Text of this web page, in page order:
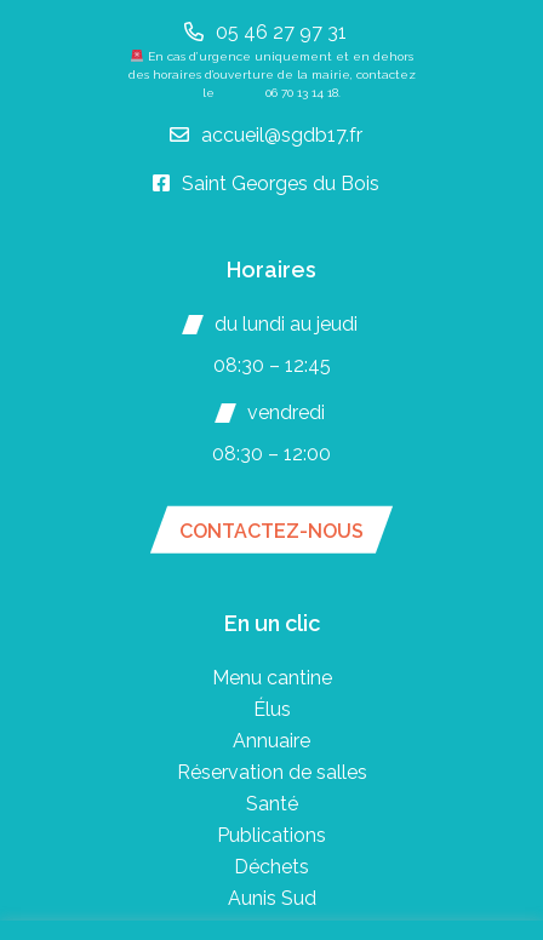
05 46 27 97 31
En cas d’urgence uniquement et en dehors
des horaires d’ouverture de la mairie, contactez
le 06 70 13 14 18
accueil@sgdb17.fr
Saint Georges du Bois
Horaires
du lundi au jeudi
08:30 – 12:45
vendredi
08:30 – 12:00
CONTACTEZ-NOUS
En un clic
Menu cantine
Élus
Annuaire
Réservation de salles
Santé
Publications
Déchets
Aunis Sud